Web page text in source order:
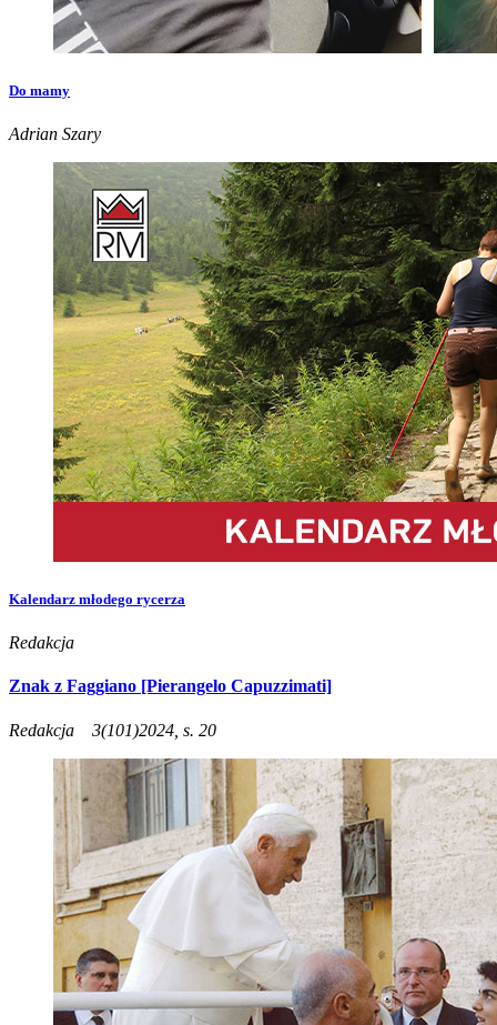
Do mamy
Adrian Szary
Kalendarz młodego rycerza
Redakcja
Znak z Faggiano [Pierangelo Capuzzimati]
Redakcja 3(101)2024, s. 20